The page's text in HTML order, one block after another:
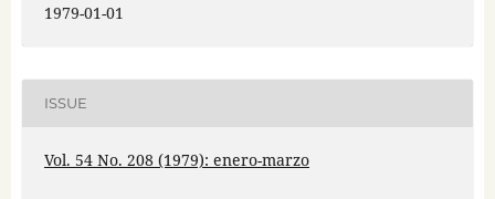
1979-01-01
ISSUE
Vol. 54 No. 208 (1979): enero-marzo